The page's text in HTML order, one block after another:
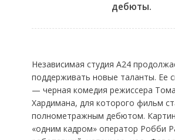
дебюты.
Независимая студия А24
поддерживать новые таланты. Ее
— черная комедия режиссера
Хардимана, для которого фильм
полнометражным дебютом.
«одним кадром» оператор Робби